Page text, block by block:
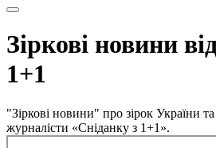
Зіркові новини
1+1
"Зіркові новини" про зірок України
журналісти «Сніданку з 1+1».